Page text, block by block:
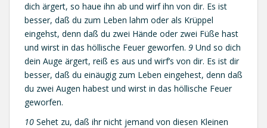
dich ärgert, so haue ihn ab und wirf ihn von dir. Es ist
besser, daß du zum Leben lahm oder als Krüppel
eingehst, denn daß du zwei Hände oder zwei Füße hast
und wirst in das höllische Feuer geworfen. 9 Und so dich
dein Auge ärgert, reiß es aus und wirf’s von dir. Es ist dir
besser, daß du einäugig zum Leben eingehest, denn daß
du zwei Augen habest und wirst in das höllische Feuer
geworfen.
10 Sehet zu, daß ihr nicht jemand von diesen Kleinen